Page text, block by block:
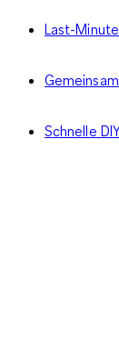
Last-
Schnelle